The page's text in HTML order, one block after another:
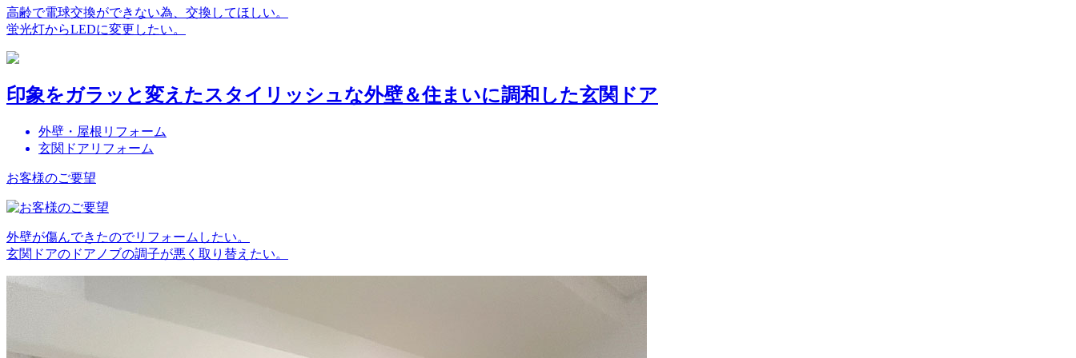
高齢で電球交換ができない為、交換してほしい。
蛍光灯からLEDに変更したい。
印象をガラッと変えたスタイリッシュな外壁＆住まいに調和した玄関ドア
外壁・屋根リフォーム
玄関ドアリフォーム
お客様のご要望
外壁が傷んできたのでリフォームしたい。
玄関ドアのドアノブの調子が悪く取り替えたい。